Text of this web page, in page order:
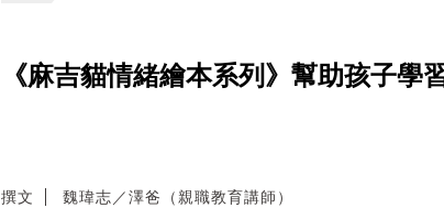
《麻吉貓情緒繪本系列》幫助孩子
撰文 魏瑋志／澤爸（親職教育講師）